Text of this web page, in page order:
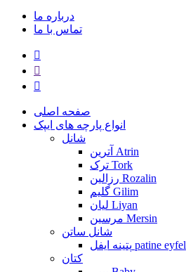
درباره ما
تماس با ما
صفحه اصلی
انواع پارچه های ایپک
شانل
آترین Atrin
ترک Tork
رزالین Rozalin
گلیم Gilim
لیان Liyan
مرسین Mersin
شانل ساتن
پتینه ایفل patine eyfel
کتان